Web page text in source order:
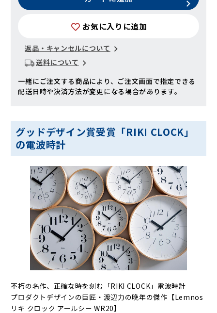
お気に入りに追加
返品・キャンセルについて
送料について
一緒にご注文する商品により、ご注文画面で指定できる
配送日時や決済方法が変更になる場合があります。
グッドデザイン賞受賞「RIKI CLOCK」
の電波時計
不朽の名作、正確な時を刻む「RIKI CLOCK」電波時計
プロダクトデザインの巨匠・渡辺力の晩年の傑作【Lemnos
リキ クロック アールシー WR20】